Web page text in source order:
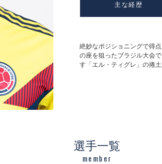
主な経歴
絶妙なポジショニングで得
の座を狙ったブラジル大会
す「エル・ティグレ」の捲
選手一覧
member